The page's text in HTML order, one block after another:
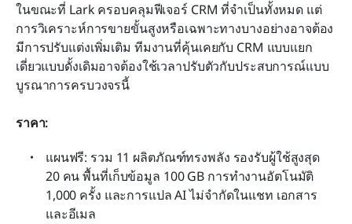
ในขณะที่ Lark ครอบคลุมฟีเจอร์ CRM ที่จำเป็นทั้งหมด แต่
การวิเคราะห์การขายขั้นสูงหรือเฉพาะทางบางอย่างอาจต้อง
มีการปรับแต่งเพิ่มเติม ทีมงานที่คุ้นเคยกับ CRM แบบแยก
เดี่ยวแบบดั้งเดิมอาจต้องใช้เวลาปรับตัวกับประสบการณ์แบบ
บูรณาการครบวงจรนี้
ราคา:
แผนฟรี: รวม 11 ผลิตภัณฑ์ทรงพลัง รองรับผู้ใช้สูงสุด
20 คน พื้นที่เก็บข้อมูล 100 GB การทำงานอัตโนมัติ
1,000 ครั้ง และการแปล AI ไม่จำกัดในแชท เอกสาร
และอีเมล